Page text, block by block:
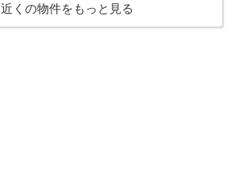
近くの物件をもっと見る